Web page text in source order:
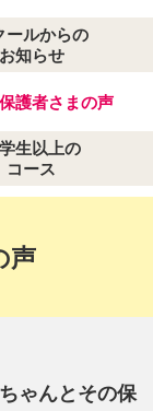
ールからの
お知らせ
護者さまの声
生以上の
コース
声
ゃんとその保